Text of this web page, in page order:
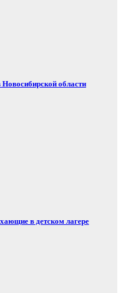
Новосибирской области
в детском лагере